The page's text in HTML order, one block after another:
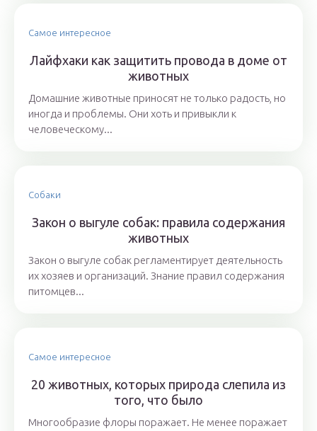
Самое интересное
Лайфхаки как защитить провода в доме от
животных
Домашние животные приносят не только радость, но
иногда и проблемы. Они хоть и привыкли к
человеческому...
Собаки
Закон о выгуле собак: правила содержания
животных
Закон о выгуле собак регламентирует деятельность
их хозяев и организаций. Знание правил содержания
питомцев...
Самое интересное
20 животных, которых природа слепила из
того, что было
Многообразие флоры поражает. Не менее поражает